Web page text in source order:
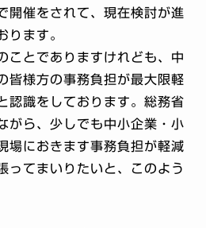
開催をされて、現在検討が進
ります。
ことでありますけれども、中
皆様方の事務負担が最大限軽
認識をしております。総務省
がら、少しでも中小企業・小
場におきます事務負担が軽減
ってまいりたいと、このよう